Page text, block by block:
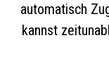
automatisch
kannst